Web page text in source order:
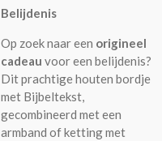
Belijdenis
Op zoek naar een origineel
cadeau voor een belijdenis?
Dit prachtige houten bordje
met Bijbeltekst,
gecombineerd met een
armband of ketting met